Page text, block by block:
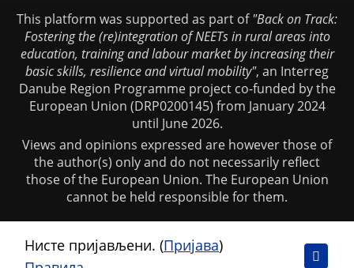
This platform was supported as part of"Back on Track:
Fostering the (re)integration of NEETs in rural areas into
education, training and labour market by increasing their
basic skills, resilience and virtual mobility", an Interreg
Danube Region Programme project co-funded by the
European Union (DRP0200145) from January 2024
until June 2026.
Views and opinions expressed are however those of
the author(s) only and do not necessarily reflect
those of the European Union. The European Union
cannot be held responsible for them.
Нисте пријављени. (Пријава)